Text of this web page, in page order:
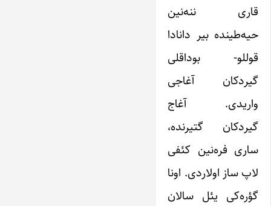
قاری ننه‌نین
حیه‌طینده بیر دانادا
قوللو- بوداقلی
گیردکان آغاجی
واریدی. آغاج
گیردکان گتیرنده،
ساری فره‌نین کئفی
لاپ ساز اولاردی. اونا
گؤره‌کی یئل سالان